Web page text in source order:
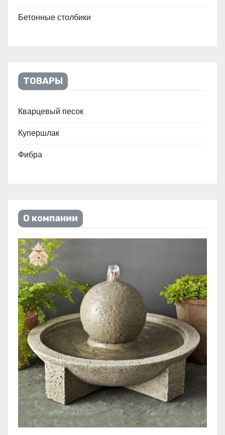
Бетонные столбики
ТОВАРЫ
Кварцевый песок
Купершлак
Фибра
О компании